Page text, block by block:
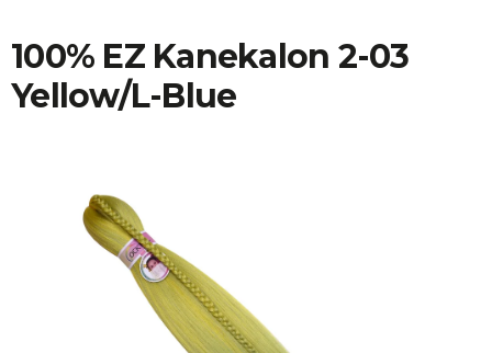
100% EZ Kanekalon 2-03
Yellow/L-Blue
e
t
e